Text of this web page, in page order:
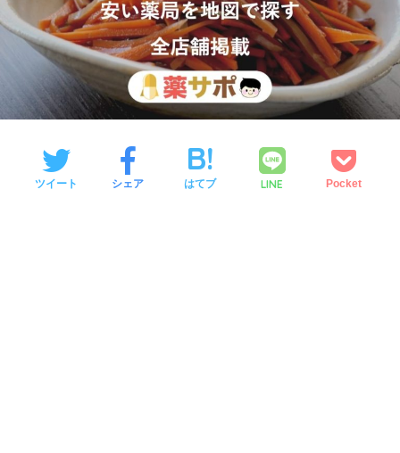
ツイート シェア はてブ LINE Pocket